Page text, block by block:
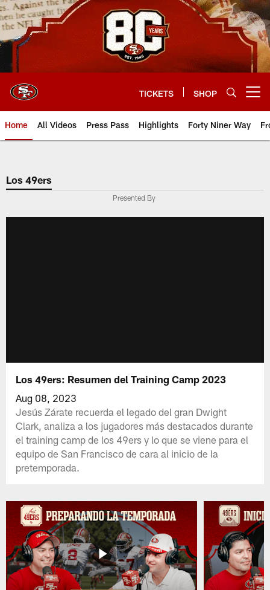
Skip
to
main
content
TICKETS SHOP
Home All Videos Press Pass Highlights Forty Niner Way
Los 49ers
Presented By
Los 49ers: Resumen del Training Camp 2023
Aug 08, 2023
Jesús Zárate recuerda el legado del gran Dwight
Clark, analiza a los jugadores más destacados durante
el training camp de los 49ers y lo que se viene para el
equipo de San Francisco de cara al inicio de la
pretemporada.